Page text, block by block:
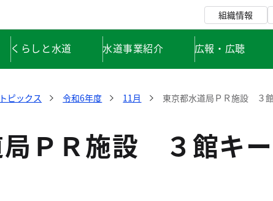
組織情報
くらしと水道 水道事業紹介 広報・広聴
トピックス 令和6年度 11月 東京都水道局ＰＲ施設 ３
ＰＲ施設 ３館キ